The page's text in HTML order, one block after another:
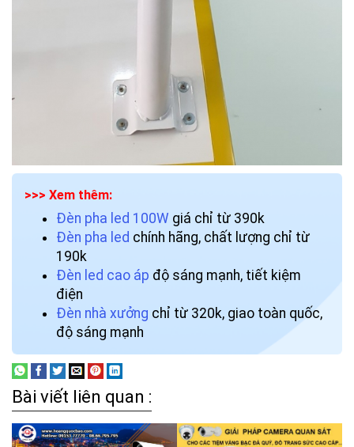
>>> Xem thêm:
Đèn pha led 100W giá chỉ từ 390k
Đèn pha led chính hãng, chất lượng chỉ từ
190k
Đèn led cao áp độ sáng mạnh, tiết kiệm
điện
Đèn nhà xưởng chỉ từ 320k, giao toàn quốc,
độ sáng mạnh
Bài viết liên quan :